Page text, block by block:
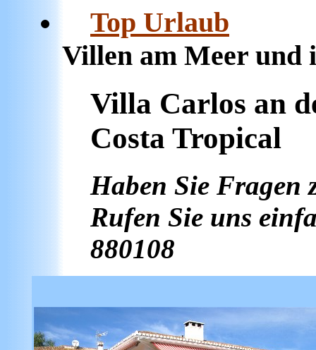
Top Urlaub
Villen am Meer und
Villa Carlos an
Costa Tropical
Haben Sie Fragen
Rufen Sie uns
880108